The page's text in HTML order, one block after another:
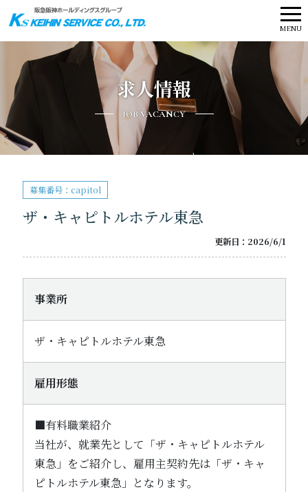
求人情報
JOB VACANCY
募集番号：capitol
ザ・キャピトルホテル東急
更新日：2026/6/1
事業所
ザ・キャピトルホテル東急
雇用形態
■有料職業紹介
当社が、就業先として「ザ・キャピトルホテル
東急」をご紹介し、雇用主契約先は「ザ・キャ
ピトルホテル東急」となります。
メ
ニ
MENU